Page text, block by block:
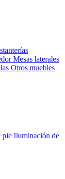
Mesas laterales
Otros muebles
pie Iluminación de